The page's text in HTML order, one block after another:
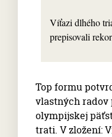
Víťazi dlhého
prepisovali
Top formu
vlastných radov
olympijskej
trati. V zložení: